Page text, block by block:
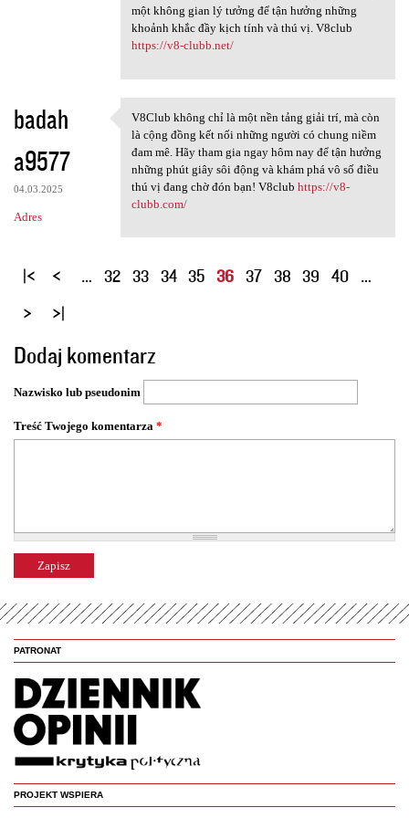
một không gian lý tưởng để tận hưởng những
khoảnh khắc đầy kịch tính và thú vị. V8club
https://v8-clubb.net/
badah
a9577
04.03.2025
Adres
V8Club không chỉ là một nền
V8Club không chỉ là một nền tảng giải trí, mà còn
là cộng đồng kết nối những người có chung niềm
đam mê. Hãy tham gia ngay hôm nay để tận hưởng
những phút giây sôi động và khám phá vô số điều
thú vị đang chờ đón bạn! V8club https://v8-
clubb.com/
S
o
n
y
… 32 33 34 35 36 37 38 39 40 …
Dodaj komentarz
Nazwisko lub pseudonim
Treść Twojego komentarza *
PATRONAT
PROJEKT WSPIERA